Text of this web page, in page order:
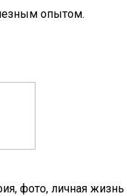
опытом.
фото, личная жизнь